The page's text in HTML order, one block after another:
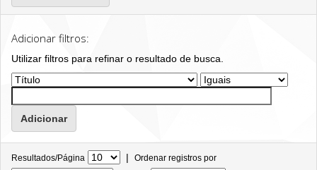
Adicionar filtros:
Utilizar filtros para refinar o resultado de busca.
Resultados/Página | Ordenar registros por